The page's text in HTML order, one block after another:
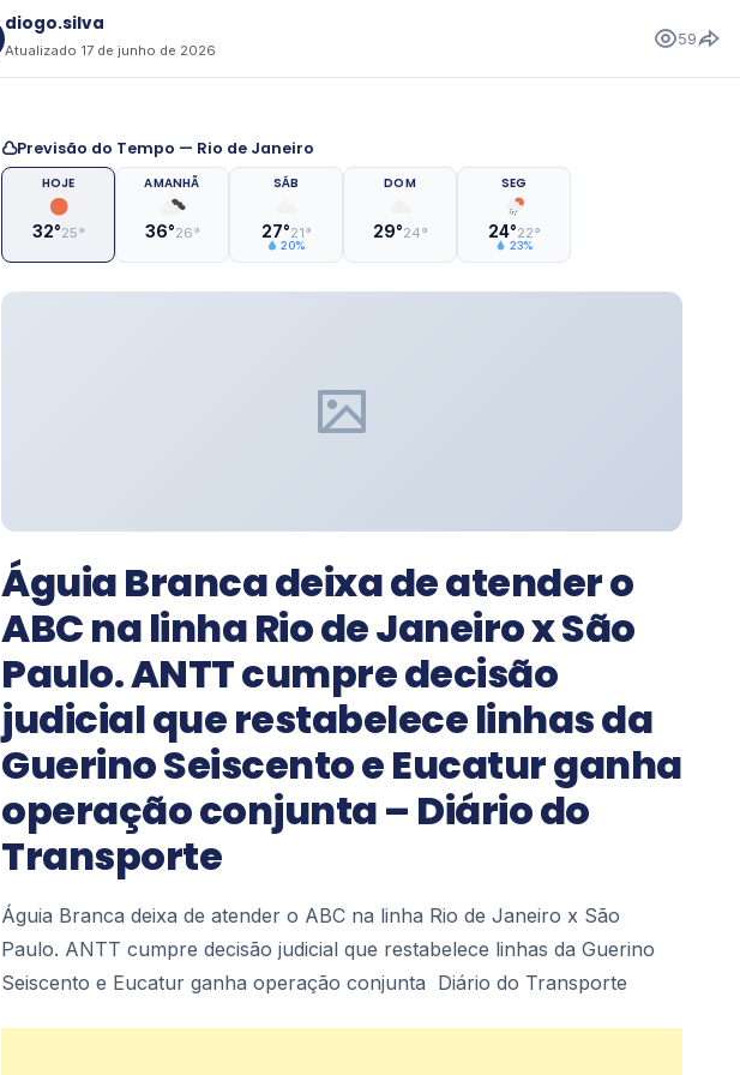
diogo.silva
Atualizado 17 de junho de 2026
59
Previsão do Tempo — Rio de Janeiro
HOJE
32°25°
AMANHÃ
36°26°
SÁB
27°21°
20%
DOM
29°24°
SEG
24°22°
23%
Águia Branca deixa de atender o
ABC na linha Rio de Janeiro x São
Paulo. ANTT cumpre decisão
judicial que restabelece linhas da
Guerino Seiscento e Eucatur ganha
operação conjunta – Diário do
Transporte
Águia Branca deixa de atender o ABC na linha Rio de Janeiro x São
Paulo. ANTT cumpre decisão judicial que restabelece linhas da Guerino
Seiscento e Eucatur ganha operação conjunta Diário do Transporte